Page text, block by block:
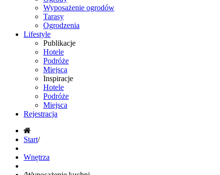
Wyposażenie ogrodów
Tarasy
Ogrodzenia
Lifestyle
Publikacje
Hotele
Podróże
Miejsca
Inspiracje
Hotele
Podróże
Miejsca
Rejestracja
Start/
Wnętrza